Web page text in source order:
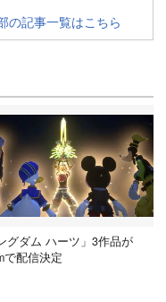
の記事一覧はこちら
グダム ハーツ」3作品が
で配信決定